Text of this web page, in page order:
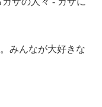
みんなが大好きな